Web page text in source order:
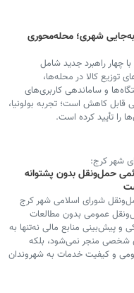
شهری؛ محله‌محوری
چهار راهبرد جدید شامل
توزیع کالا در محله‌ها،
و ساماندهی کاربری‌های
کاهش است؛ تجربه بولونیا،
را تأیید کرده است.
شهر کرج:
حمل‌ونقل بدون پشتوانه
شورای اسلامی شهر کرج
عمومی بدون مطالعات
و پیش‌بینی منابع مالی نه‌تنها به
شخصی منجر نمی‌شود، بلکه
و کیفیت خدمات به شهروندان